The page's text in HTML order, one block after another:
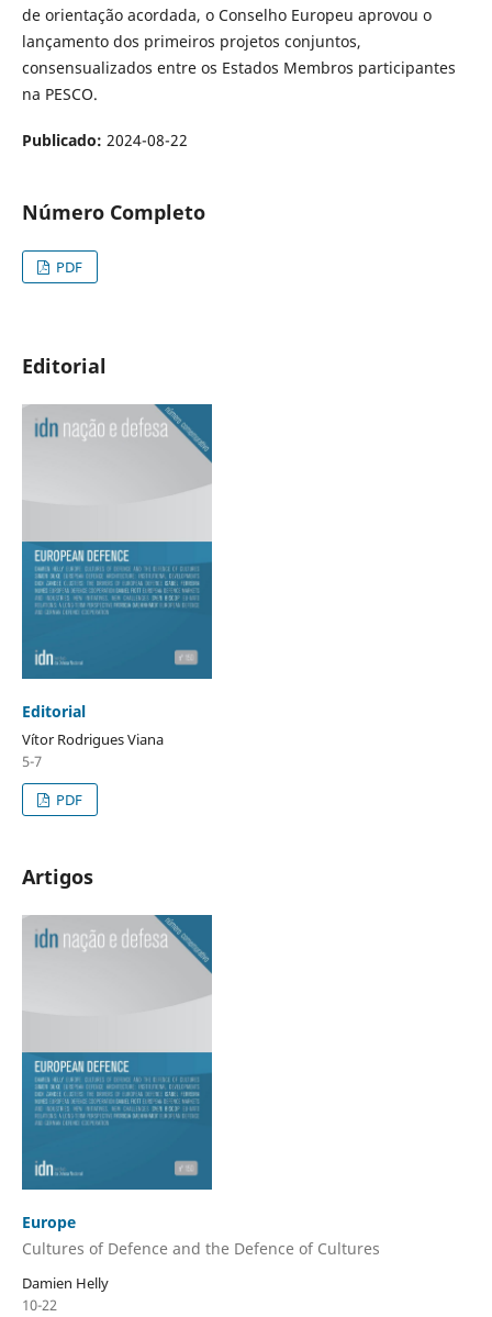
de orientação acordada, o Conselho Europeu aprovou o
lançamento dos primeiros projetos conjuntos,
consensualizados entre os Estados Membros participantes
na PESCO.
Publicado: 2024-08-22
Número Completo
PDF
Editorial
Editorial
Vítor Rodrigues Viana
5-7
PDF
Artigos
Europe
Cultures of Defence and the Defence of Cultures
Damien Helly
10-22